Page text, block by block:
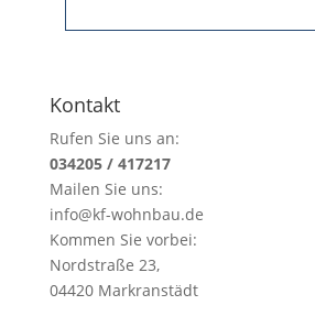
Kontakt
Rufen Sie uns an:
034205 / 417217
Mailen Sie uns:
info@kf-wohnbau.de
Kommen Sie vorbei:
Nordstraße 23,
04420 Markranstädt